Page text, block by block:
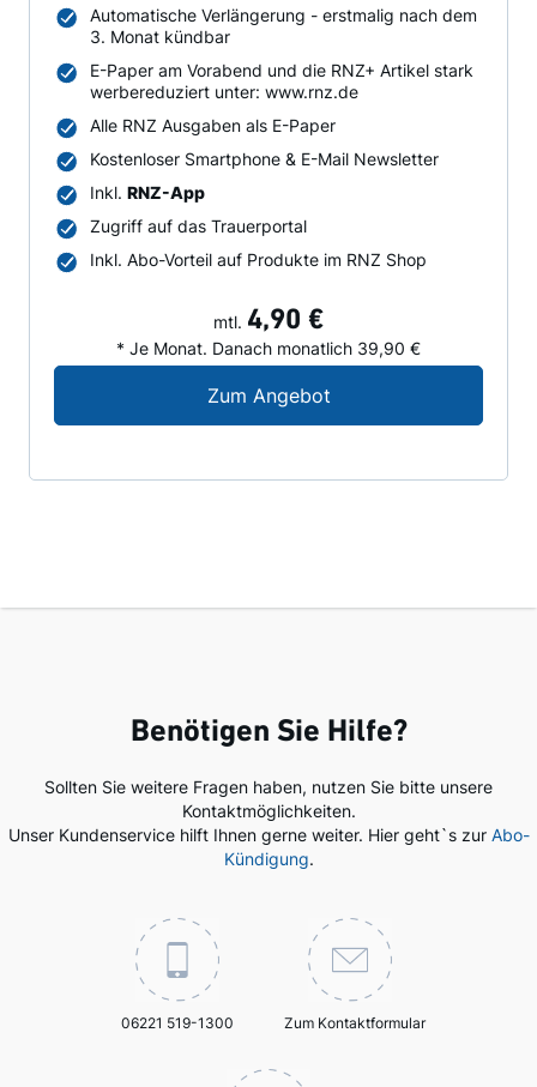
Automatische Verlängerung - erstmalig nach dem
3. Monat kündbar
E-Paper am Vorabend und die RNZ+ Artikel stark
werbereduziert unter: www.rnz.de
Alle RNZ Ausgaben als E-Paper
Kostenloser Smartphone & E-Mail Newsletter
Inkl. RNZ-App
Zugriff auf das Trauerportal
Inkl. Abo-Vorteil auf Produkte im RNZ Shop
mtl. 4,90 €
* Je Monat. Danach monatlich 39,90 €
Zum AngebotDigital-Angebot für
Benötigen Sie Hilfe?
Sollten Sie weitere Fragen haben, nutzen Sie bitte unsere
Kontaktmöglichkeiten.
Unser Kundenservice hilft Ihnen gerne weiter. Hier geht`s zur Abo-
Kündigung.
06221 519-1300 Zum Kontaktformular